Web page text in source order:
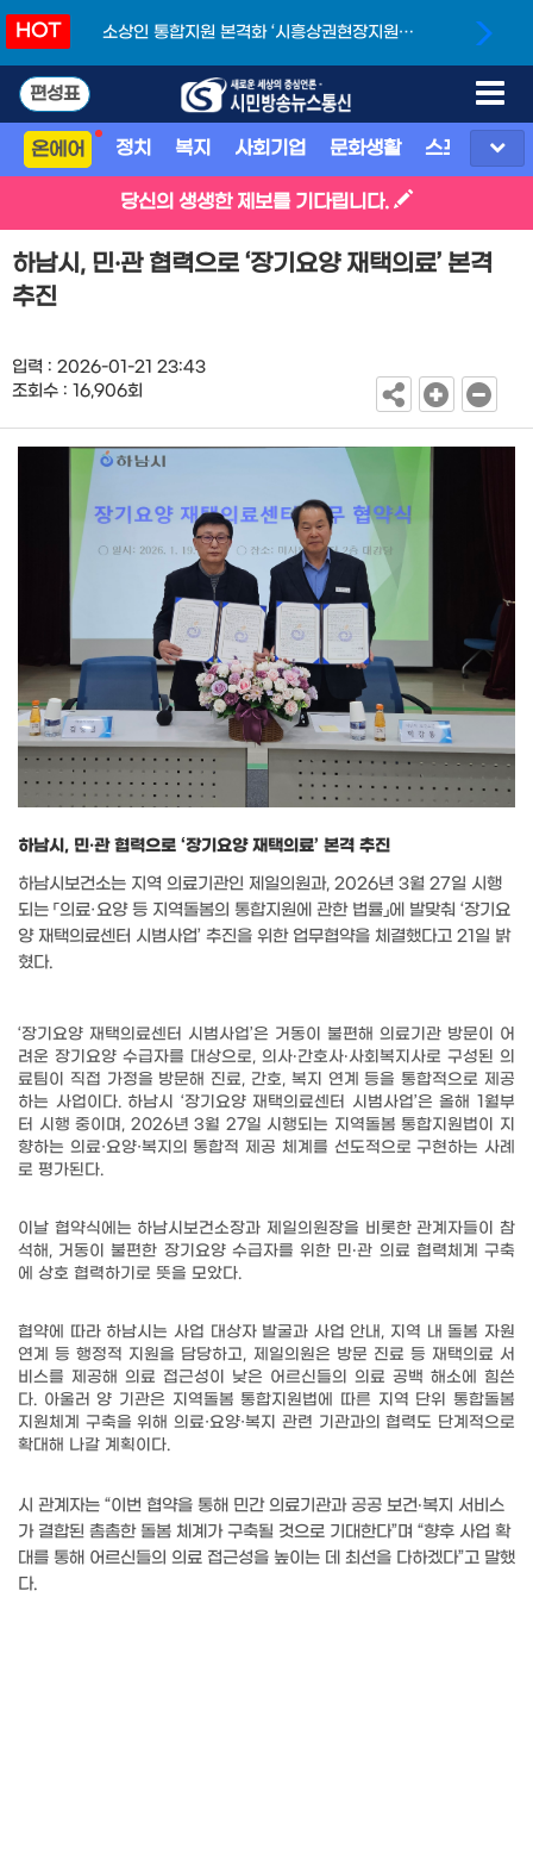
HOT
소상인 통합지원 본격화 ‘시흥상권현장지원단’
편성표
온에어 정치 복지 사회기업 문화생활 스포츠 지
당신의 생생한 제보를 기다립니다.
하남시, 민‧관 협력으로 ‘장기요양 재택의료’ 본격
추진
입력 : 2026-01-21 23:43
조회수 : 16,906회
하남시, 민‧관 협력으로 ‘장기요양 재택의료’ 본격 추진
하남시보건소는 지역 의료기관인 제일의원과, 2026년 3월 27일 시행
되는 「의료·요양 등 지역돌봄의 통합지원에 관한 법률」에 발맞춰 ‘장기요
양 재택의료센터 시범사업’ 추진을 위한 업무협약을 체결했다고 21 일 밝
혔다.
‘장기요양 재택의료센터 시범사업’은 거동이 불편해 의료기관 방문이 어
려운 장기요양 수급자를 대상으로, 의사‧간호사‧사회복지사로 구성된 의
료팀이 직접 가정을 방문해 진료, 간호, 복지 연계 등을 통합적으로 제공
하는 사업이다. 하남시 ‘장기요양 재택의료센터 시범사업’은 올해 1월부
터 시행 중이며, 2026년3월 27일 시행되는 지역돌봄 통합지원법이 지
향하는 의료·요양·복지의 통합적 제공 체계를 선도적으로 구현하는 사례
로 평가된다.
이날 협약식에는 하남시보건소장과 제일의원장을 비롯한 관계자들이 참
석해, 거동이 불편한 장기요양 수급자를 위한 민‧관 의료 협력체계 구축
에 상호 협력하기로 뜻을 모았다.
협약에 따라 하남시는 사업 대상자 발굴과 사업 안내, 지역 내 돌봄 자원
연계 등 행정적 지원을 담당하고, 제일의원은 방문 진료 등 재택의료 서
비스를 제공해 의료 접근성이 낮은 어르신들의 의료 공백 해소에 힘쓴
다. 아울러 양 기관은 지역돌봄 통합지원법에 따른 지역 단위 통합돌봄
지원체계 구축을 위해 의료·요양·복지 관련 기관과의 협력도 단계적으로
확대해 나갈 계획이다.
시 관계자는 “이번 협약을 통해 민간 의료기관과 공공 보건‧복지 서비스
가 결합된 촘촘한 돌봄 체계가 구축될 것으로 기대한다”며 “향후 사업 확
대를 통해 어르신들의 의료 접근성을 높이는 데 최선을 다하겠다”고 말했
다.